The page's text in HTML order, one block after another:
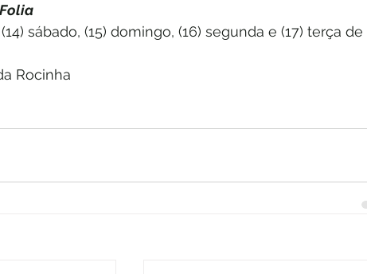
sábado, (15) domingo, (16) segunda e (17) terça de
Rocinha